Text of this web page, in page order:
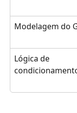
Modelagem do
Lógica de